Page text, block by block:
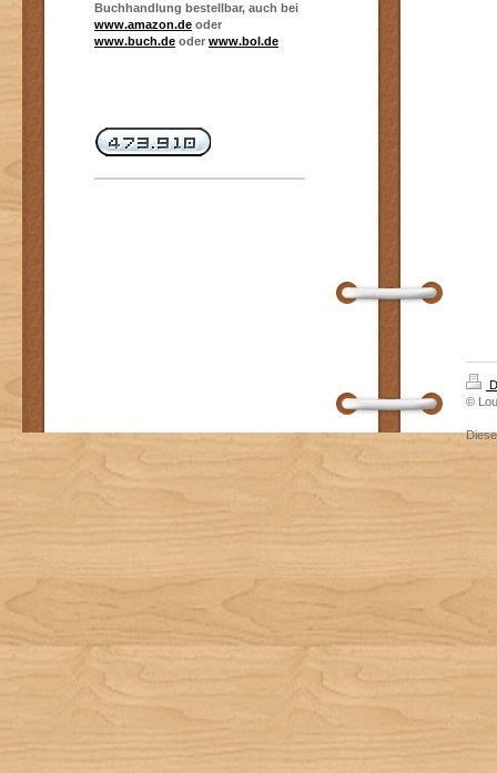
Buchhandlung bestellbar, auch bei
www.amazon.de oder
www.buch.de oder www.bol.de
©